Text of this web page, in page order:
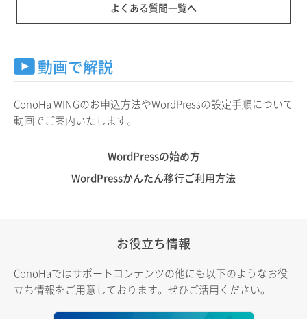
よくある質問一覧へ
動画で解説
ConoHa WINGのお申込方法やWordPressの設定手順について
動画でご案内いたします。
WordPressの始め方
WordPressかんたん移行ご利用方法
お役立ち情報
ConoHaではサポートコンテンツの他にも以下のようなお役
立ち情報をご用意しております。ぜひご活用ください。